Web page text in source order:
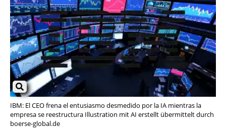
IBM: El CEO frena el entusiasmo desmedido por la IA mientras la
empresa se reestructura Illustration mit AI erstellt übermittelt durch
boerse-global.de